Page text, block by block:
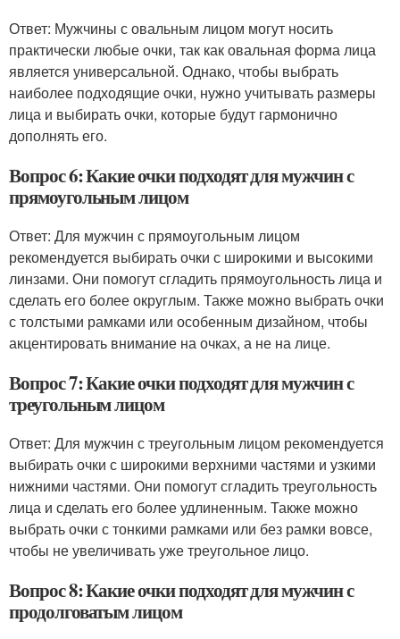
Ответ: Мужчины с овальным лицом могут носить
практически любые очки, так как овальная форма лица
является универсальной. Однако, чтобы выбрать
наиболее подходящие очки, нужно учитывать размеры
лица и выбирать очки, которые будут гармонично
дополнять его.
Вопрос 6: Какие очки подходят для мужчин с
прямоугольным лицом
Ответ: Для мужчин с прямоугольным лицом
рекомендуется выбирать очки с широкими и высокими
линзами. Они помогут сгладить прямоугольность лица и
сделать его более округлым. Также можно выбрать очки
с толстыми рамками или особенным дизайном, чтобы
акцентировать внимание на очках, а не на лице.
Вопрос 7: Какие очки подходят для мужчин с
треугольным лицом
Ответ: Для мужчин с треугольным лицом рекомендуется
выбирать очки с широкими верхними частями и узкими
нижними частями. Они помогут сгладить треугольность
лица и сделать его более удлиненным. Также можно
выбрать очки с тонкими рамками или без рамки вовсе,
чтобы не увеличивать уже треугольное лицо.
Вопрос 8: Какие очки подходят для мужчин с
продолговатым лицом